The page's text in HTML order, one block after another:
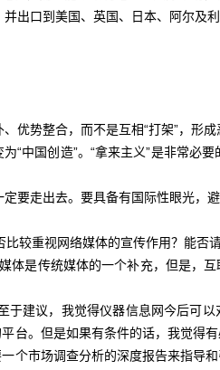
口到美国、英国、日本、阿尔及
势整合，而不是互相“打架”，形成
国创造”。“拿来主义”是非常必要
走出去。要具备有国际性眼光，避
重视网络媒体的宣传作用？能否请
传统媒体的一个补充，但是，互
议，我觉得仪器信息网今后可以
台。但是如果有条件的话，我觉得
个市场调查分析的深度报告来指导